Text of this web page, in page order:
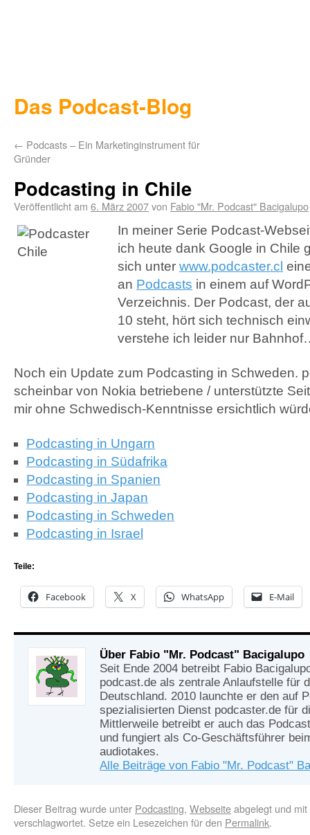
Das Podcast-Blog
← Podcasts – Ein Marketinginstrument für
Gründer
Podcasting in Chile
Veröffentlicht am 6. März 2007von Fabio "Mr. Podcast" Bacigalupo
In meiner Serie Podcast-
ich heute dank Google in Chile
sich unter www.podcaster.cl
an Podcasts in einem auf
Verzeichnis. Der Podcast, der
10 steht, hört sich technisch
verstehe ich leider nur
Noch ein Update zum Podcasting in Schweden.
scheinbar von Nokia betriebene / unterstützte
mir ohne Schwedisch-Kenntnisse ersichtlich
Podcasting in Ungarn
Podcasting in Südafrika
Podcasting in Spanien
Podcasting in Japan
Podcasting in Schweden
Podcasting in Israel
Teile:
Facebook X WhatsApp E-Mail
Über Fabio "Mr. Podcast" Bacigalupo
Seit Ende 2004 betreibt Fabio
podcast.de als zentrale Anlaufstelle für
Deutschland. 2010 launchte er den auf
spezialisierten Dienst podcaster.de für
Mittlerweile betreibt er auch das
und fungiert als Co-Geschäftsführer
audiotakes.
Alle Beiträge von Fabio "Mr. Podcast"
Dieser Beitrag wurde unter Podcasting, Webseiteabgelegt und mit
verschlagwortet. Setze ein Lesezeichen für den Permalink.